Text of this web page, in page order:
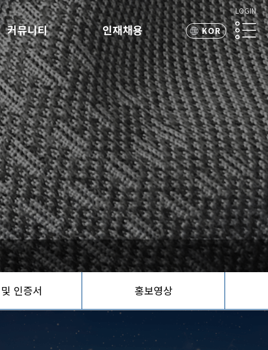
커뮤니티 인재채용
KOR
ENG
LOGIN
인증서 홍보영상